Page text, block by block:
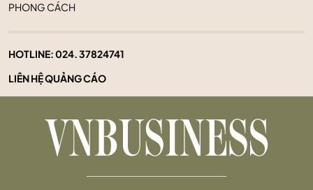
PHONG CÁCH
HOTLINE:024. 37824741
LIÊN HỆ QUẢNG CÁO